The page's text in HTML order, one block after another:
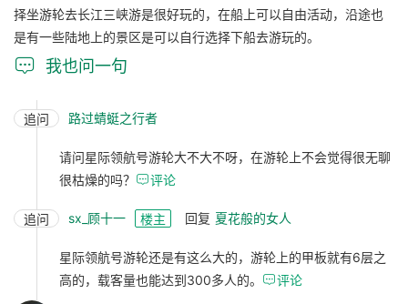
择坐游轮去长江三峡游是很好玩的，在船上可以自由活动，沿途也
是有一些陆地上的景区是可以自行选择下船去游玩的。
 我也问一句
追问 路过蜻蜓之行者
请问星际领航号游轮大不大不呀，在游轮上不会觉得很无聊
很枯燥的吗？ 评论
追问 sx_顾十一 楼主 回复 夏花般的女人
星际领航号游轮还是有这么大的，游轮上的甲板就有6层之
高的，载客量也能达到300多人的。 评论